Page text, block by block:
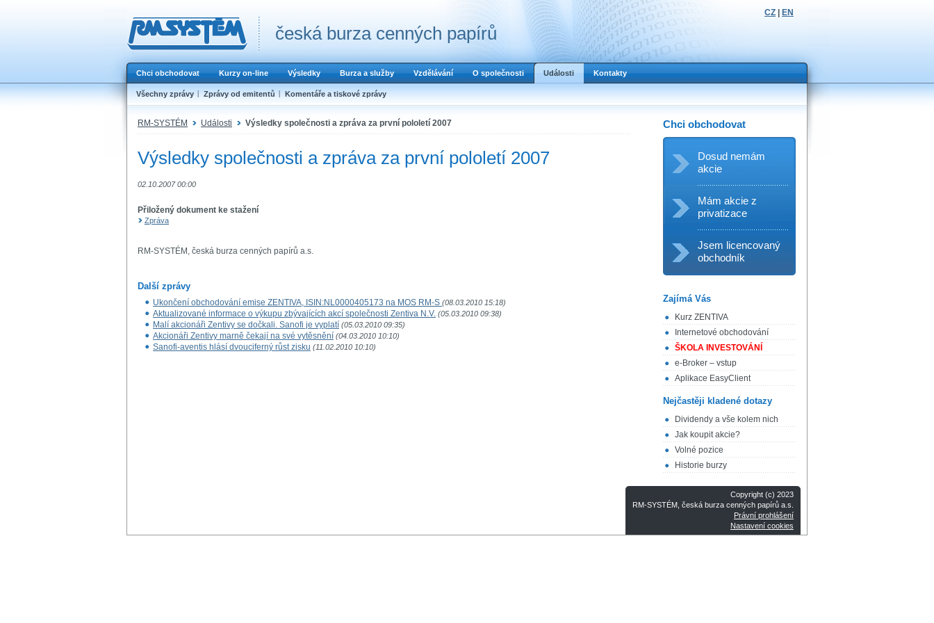
česká burza cenných papírů
CZ EN
Chci obchodovat Kurzy on-line Výsledky Burza a služby Vzdělávání O společnosti Události Kontakty
Všechny zprávy Zprávy od emitentů Komentáře a tiskové zprávy
RM-SYSTÉM Události Výsledky společnosti a zpráva za první pololetí 2007
Výsledky společnosti a zpráva za první pololetí 2007
02.10.2007 00:00
Přiložený dokument ke stažení
Zpráva
RM-SYSTÉM, česká burza cenných papírů a.s.
Další zprávy
Ukončení obchodování emise ZENTIVA, ISIN:NL0000405173 na MOS RM-S (08.03.2010 15:18)
Aktualizované informace o výkupu zbývajících akcí společnosti Zentiva N.V. (05.03.2010 09:38)
Malí akcionáři Zentivy se dočkali. Sanofi je vyplatí (05.03.2010 09:35)
Akcionáři Zentivy marně čekají na své vytěsnění (04.03.2010 10:10)
Sanofi-aventis hlásí dvouciferný růst zisku (11.02.2010 10:10)
Chci obchodovat
Dosud nemám
akcie
Mám akcie z
privatizace
Jsem licencovaný
obchodník
Zajímá Vás
Kurz ZENTIVA
Internetové obchodování
ŠKOLA INVESTOVÁNÍ
e-Broker – vstup
Aplikace EasyClient
Nejčastěji kladené dotazy
Dividendy a vše kolem nich
Jak koupit akcie?
Volné pozice
Historie burzy
Copyright (c) 2023
RM-SYSTÉM, česká burza cenných papírů a.s.
Právní prohlášení
Nastavení cookies